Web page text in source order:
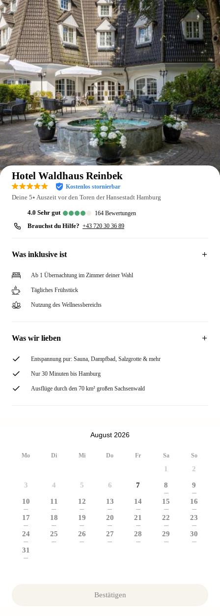
Auf der Karte anzeigen
Hotel Waldhaus Reinbek
Kostenlos stornierbar
Deine 5⭑ Auszeit vor den Toren der Hansestadt Hamburg
4.0 sehr gut 164 Bewertungen
Brauchst du Hilfe? +43 720 30 36 89
Was inklusive ist
Ab 1 Übernachtung im Zimmer deiner Wahl
Tägliches Frühstück
Nutzung des Wellnessbereichs
Was wir lieben
Entspannung pur: Sauna, Dampfbad, Salzgrotte & mehr
Nur 30 Minuten bis Hamburg
Ausflüge durch den 70 km² großen Sachsenwald
August 2026
Mo Di Mi Do Fr Sa So
1 2
3 4 5 6 7 8
---
9
---
10
---
11
---
12
---
13
---
14
---
15
---
16
---
17
---
18
---
19
---
20
---
21
---
22
---
23
---
24
---
25
---
26
---
27
---
28
---
29
---
30
---
31
---
Bestätigen